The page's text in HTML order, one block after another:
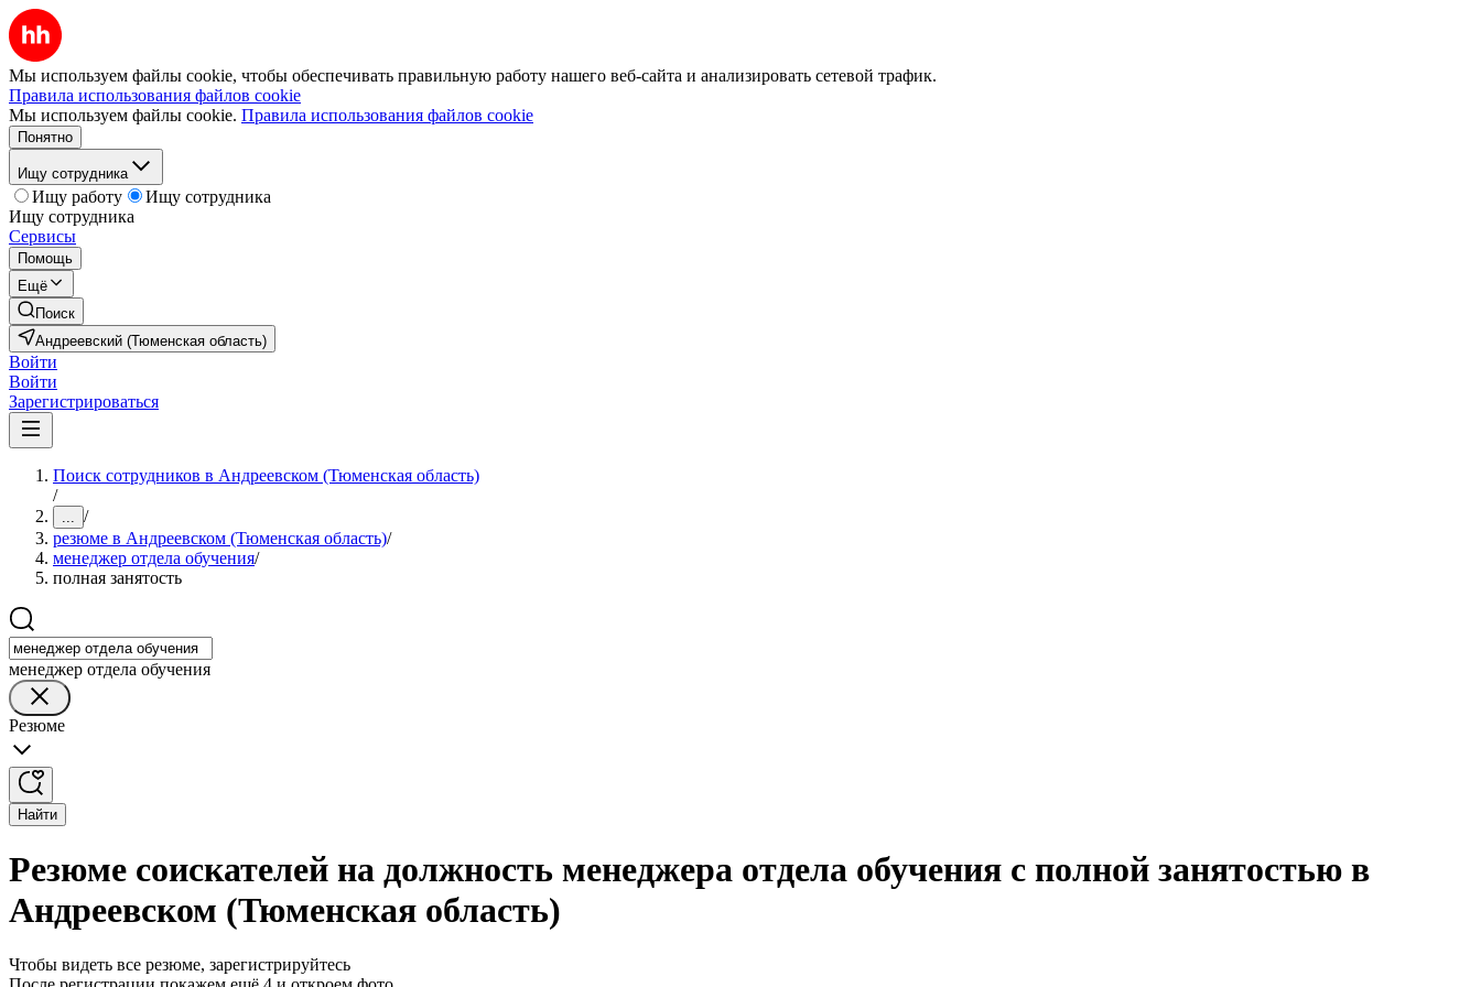
Мы используем файлы cookie, чтобы обеспечивать правильную работу нашего веб-сайта и анализировать сетевой трафик.
Правила использования файлов cookie
Мы используем файлы cookie. Правила использования файлов cookie
Понятно
Ищу сотрудника
Ищу работу
Ищу сотрудника
Ищу сотрудника
Сервисы
Помощь
Ещё
Поиск
Андреевский (Тюменская область)
Войти
Войти
Зарегистрироваться
Поиск сотрудников в Андреевском (Тюменская область)
/
... /
резюме в Андреевском (Тюменская область)/
менеджер отдела обучения/
полная занятость
менеджер отдела обучения
Резюме
Найти
Резюме соискателей на должность менеджера отдела обучения с полной занятостью в
Андреевском (Тюменская область)
Чтобы видеть все резюме, зарегистрируйтесь